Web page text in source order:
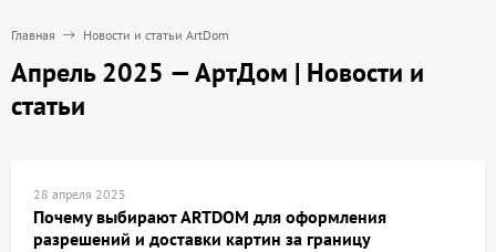
Главная Новости и статьи ArtDom
Апрель 2025 — АртДом | Новости и
статьи
28 апреля 2025
Почему выбирают ARTDOM для оформления
разрешений и доставки картин за границу